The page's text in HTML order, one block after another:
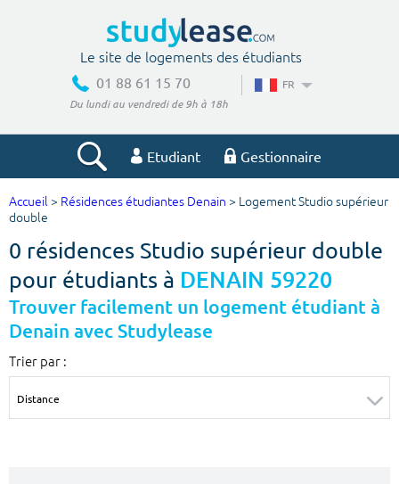
Le site de logements des étudiants
01 88 61 15 70
Du lundi au vendredi de 9h à 18h
FR
Etudiant Gestionnaire
Votre recherche
Ville, école
Budget min
€
Budget max
€
Surface min Surface max
Accueil > Résidences étudiantes Denain > Logement Studio supérieur
double
0 résidences Studio supérieur double
pour étudiants à DENAIN 59220
Trouver facilement un logement étudiant à
Denain avec Studylease
Trier par :